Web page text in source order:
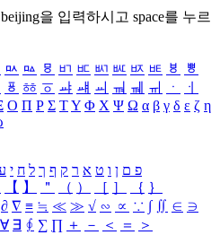
beijing을 입력하시고 space를 누르
ㅯ ㅰ ㅱ ㅲ ㅳ ㅴ ㅵ ㅶ ㅷ ㅸ
ㅹ
ㆄ ㆅ ㆆ ㆇ ㆈ ㆉ ㆊ ㆋ ㆌ ㆍ
ㆎ
Ο Π Ρ Σ ΤΥ Φ Χ Ψ Ω α β γ δ ε ζ η
פ ם ן ו ט א ר ק ף ך ל ח י
【 】 ＂ （ ） ［ ］ ｛ ｝
∂ ∇ ≡ ≒ ≪ ≫ √ ∽ ∝ ∵ ∫ ∬ ∈ ∋
∀ ∃ ∮ ∑ ∏ ＋ － ＜ ＝
＞